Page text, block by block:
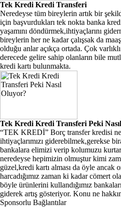
Tek Kredi Kredi Transferi
Neredeyse tüm bireylerin artık bir
için başvurdukları tek nokta banka
yaşamını döndürmek,ihtiyaçlarını
bireylerin her ne kadar çalışsak da
olduğu anlar açıkça ortada. Çok
derecede gelire sahip olanların bile
kredi kartı bulunmakta.
Tek Kredi Kredi Transferi Peki
“TEK KREDİ” Borç transfer kredisi
ihtiyaçlarımızı giderebilmek,gerekse
bankalara elimizi verip kolumuzu
neredeyse hepimizin olmuştur kimi
güzel,kredi kartı alması da öyle ancak
harcadığımız zaman ki kadar cömert
böyle ürünlerini kullandığımız
giderek artış gösteriyor. Konu ne
Sponsorlu Bağlantılar